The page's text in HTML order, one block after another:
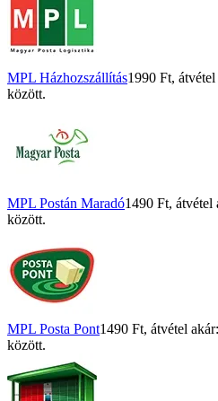
MPL Házhozszállítás1990 Ft,
között.
MPL Postán Maradó1490 Ft, átvétel
között.
MPL Posta Pont1490 Ft, átvétel akár:
között.